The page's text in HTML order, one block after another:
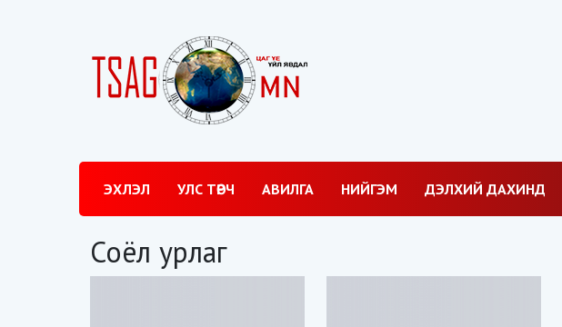
ЭХЛЭЛ УЛС ТӨРЧ АВИЛГА НИЙГЭМ ДЭЛХИЙ ДАХИНД
Соёл урлаг